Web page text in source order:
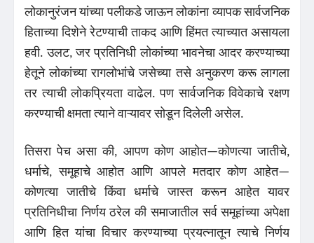
लोकानुरंजन यांच्या पलीकडे जाऊन लोकांना व्यापक सार्वजनिक
हिताच्या दिशेने रेटण्याची ताकद आणि हिंमत त्याच्यात असायला
हवी. उलट, जर प्रतिनिधी लोकांच्या भावनेचा आदर करण्याच्या
हेतूने लोकांच्या रागलोभांचे जसेच्या तसे अनुकरण करू लागला
तर त्याची लोकप्रियता वाढेल. पण सार्वजनिक विवेकाचे रक्षण
करण्याची क्षमता त्याने वाऱ्यावर सोडून दिलेली असेल.
तिसरा पेच असा की, आपण कोण आहोत—कोणत्या जातीचे,
धर्माचे, समूहाचे आहोत आणि आपले मतदार कोण आहेत—
कोणत्या जातीचे किंवा धर्माचे जास्त करून आहेत यावर
प्रतिनिधीचा निर्णय ठरेल की समाजातील सर्व समूहांच्या अपेक्षा
आणि हित यांचा विचार करण्याच्या प्रयत्नातून त्याचे निर्णय